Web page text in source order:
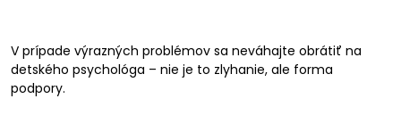
V prípade výrazných problémov sa neváhajte obrátiť na
detského psychológa – nie je to zlyhanie, ale forma
podpory.